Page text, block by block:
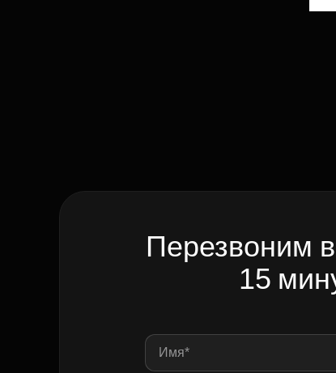
Перезвоним
15